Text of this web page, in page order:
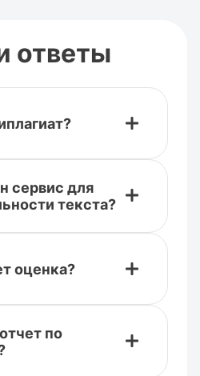
ответы
сервис для
текста?
оценка?
по